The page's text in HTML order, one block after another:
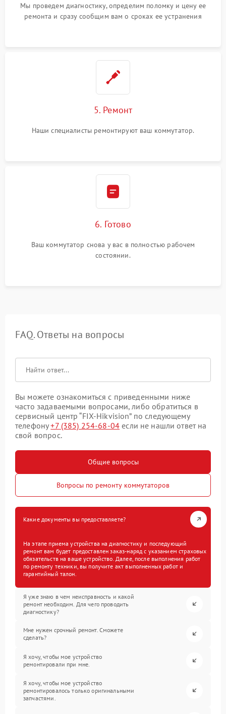
Мы проведем диагностику, определим поломку и цену ее
ремонта и сразу сообщим вам о сроках ее устранения
5. Ремонт
Наши специалисты ремонтируют ваш коммутатор.
6. Готово
Ваш коммутатор снова у вас в полностью рабочем
состоянии.
FAQ. Ответы на вопросы
Вы можете ознакомиться с приведенными ниже
часто задаваемыми вопросами, либо обратиться в
сервисный центр “FIX-Hikvision” по следующему
телефону+7 (385) 254-68-04 если не нашли ответ на
свой вопрос.
Общие вопросы
Вопросы по ремонту коммутаторов
Какие документы вы предоставляете?
На этапе приема устройства на диагностику и последующий
ремонт вам будет предоставлен заказ-наряд с указанием страховых
обязательств на ваше устройство. Далее, после выполнения работ
по ремонту техники, вы получите акт выполненных работ и
гарантийный талон.
Я уже знаю в чем неисправность и какой
ремонт необходим. Для чего проводить
диагностику?
Мне нужен срочный ремонт. Сможете
сделать?
Я хочу, чтобы мое устройство
ремонтировали при мне.
Я хочу, чтобы мое устройство
ремонтировалось только оригинальными
запчастями.